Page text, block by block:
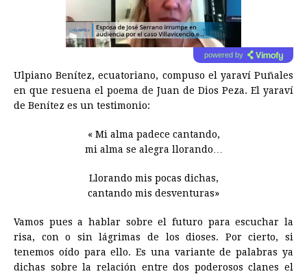
powered by
Ulpiano Benítez, ecuatoriano, compuso el yaraví Puñales
en que resuena el poema de Juan de Dios Peza. El yaraví
de Benítez es un testimonio:
« Mi alma padece cantando,
mi alma se alegra llorando…
Llorando mis pocas dichas,
cantando mis desventuras»
Vamos pues a hablar sobre el futuro para escuchar la
risa, con o sin lágrimas de los dioses. Por cierto, si
tenemos oído para ello. Es una variante de palabras ya
dichas sobre la relación entre dos poderosos clanes el